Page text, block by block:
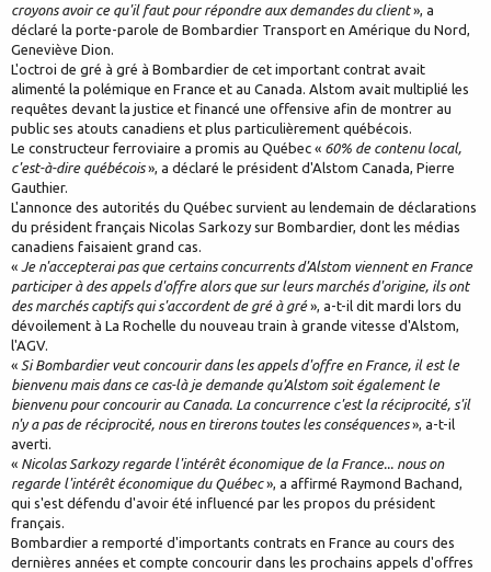
croyons avoir ce qu'il faut pour répondre aux demandes du client», a
déclaré la porte-parole de Bombardier Transport en Amérique du Nord,
Geneviève Dion.
L'octroi de gré à gré à Bombardier de cet important contrat avait
alimenté la polémique en France et au Canada. Alstom avait multiplié les
requêtes devant la justice et financé une offensive afin de montrer au
public ses atouts canadiens et plus particulièrement québécois.
Le constructeur ferroviaire a promis au Québec « 60% de contenu local,
c'est-à-dire québécois», a déclaré le président d'Alstom Canada, Pierre
Gauthier.
L'annonce des autorités du Québec survient au lendemain de déclarations
du président français Nicolas Sarkozy sur Bombardier, dont les médias
canadiens faisaient grand cas.
« Je n'accepterai pas que certains concurrents d'Alstom viennent en France
participer à des appels d'offre alors que sur leurs marchés d'origine, ils ont
des marchés captifs qui s'accordent de gré à gré», a-t-il dit mardi lors du
dévoilement à La Rochelle du nouveau train à grande vitesse d'Alstom,
l'AGV.
« Si Bombardier veut concourir dans les appels d'offre en France, il est le
bienvenu mais dans ce cas-là je demande qu'Alstom soit également le
bienvenu pour concourir au Canada. La concurrence c'est la réciprocité, s'il
n'y a pas de réciprocité, nous en tirerons toutes les conséquences», a-t-il
averti.
« Nicolas Sarkozy regarde l'intérêt économique de la France... nous on
regarde l'intérêt économique du Québec», a affirmé Raymond Bachand,
qui s'est défendu d'avoir été influencé par les propos du président
français.
Bombardier a remporté d'importants contrats en France au cours des
dernières années et compte concourir dans les prochains appels d'offres